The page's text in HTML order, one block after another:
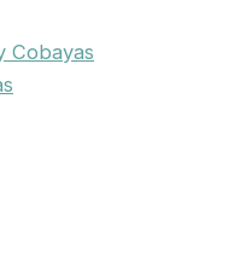
Cobayas